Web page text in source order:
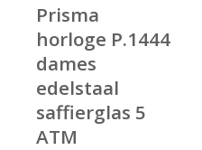
Prisma
horloge P.1444
dames
edelstaal
saffierglas 5
ATM